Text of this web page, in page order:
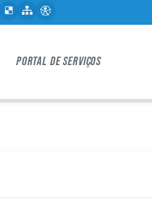
PORTAL DE SERVIÇOS